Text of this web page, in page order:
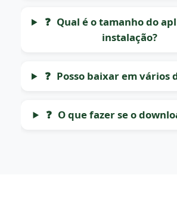
❓ Qual é o tamanho do
instalação?
❓ Posso baixar em vários
❓ O que fazer se o